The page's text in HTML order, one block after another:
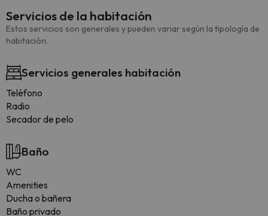
Servicios de la habitación
Estos servicios son generales y pueden variar según la tipología de
habitación.
Servicios generales habitación
Teléfono
Radio
Secador de pelo
Baño
WC
Amenities
Ducha o bañera
Baño privado